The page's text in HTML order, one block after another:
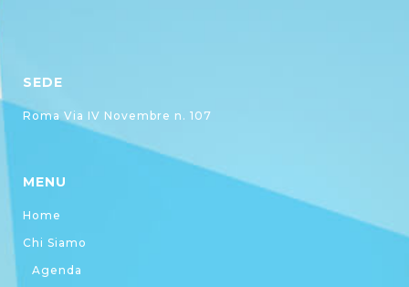
SEDE
Roma Via IV Novembre n. 107
MENU
Home
Chi Siamo
Agenda